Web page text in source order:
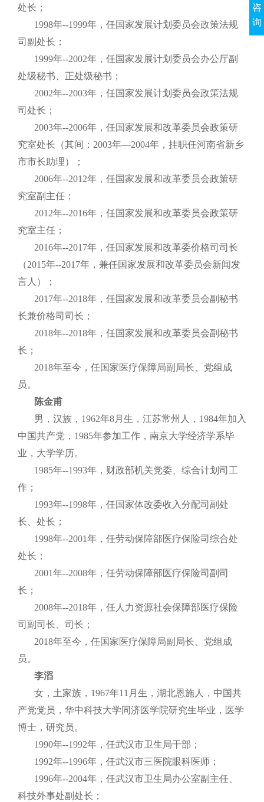
处长；
1998年--1999年，任国家发展计划委员会政策法规
司副处长；
1999年--2002年，任国家发展计划委员会办公厅副
处级秘书、正处级秘书；
2002年--2003年，任国家发展计划委员会政策法规
司处长；
2003年--2006年，任国家发展和改革委员会政策研
究室处长（其间：2003年—2004年，挂职任河南省新乡
市市长助理）；
2006年--2012年，任国家发展和改革委员会政策研
究室副主任；
2012年--2016年，任国家发展和改革委员会政策研
究室主任；
2016年--2017年，任国家发展和改革委价格司司长
（2015年--2017年，兼任国家发展和改革委员会新闻发
言人）；
2017年--2018年，任国家发展和改革委员会副秘书
长兼价格司司长；
2018年--2018年，任国家发展和改革委员会副秘书
长；
2018年至今，任国家医疗保障局副局长、党组成
员。
陈金甫
男，汉族，1962年8月生，江苏常州人，1984年加入
中国共产党，1985年参加工作，南京大学经济学系毕
业，大学学历。
1985年--1993年，财政部机关党委、综合计划司工
作；
1993年--1998年，任国家体改委收入分配司副处
长、处长；
1998年--2001年，任劳动保障部医疗保险司综合处
处长；
2001年--2008年，任劳动保障部医疗保险司副司
长；
2008年--2018年，任人力资源社会保障部医疗保险
司副司长、司长；
2018年至今，任国家医疗保障局副局长、党组成
员。
李滔
女，土家族，1967年11月生，湖北恩施人，中国共
产党党员，华中科技大学同济医学院研究生毕业，医学
博士，研究员。
1990年--1992年，任武汉市卫生局干部；
1992年--1996年，任武汉市三医院眼科医师；
1996年--2004年，任武汉市卫生局办公室副主任、
科技外事处副处长；
咨
询